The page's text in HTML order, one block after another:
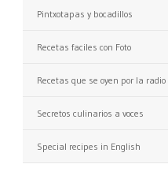
Pintxotapas y bocadillos
Recetas faciles con Foto
Recetas que se oyen por la radio
Secretos culinarios a voces
Special recipes in English